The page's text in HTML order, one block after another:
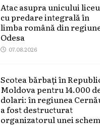
Atac asupra unicului liceu
cu predare integrală în
limba română din
Odesa
07.08.2026
Scotea bărbați în
Moldova pentru 14.000
dolari: în regiunea
a fost destructurat
organizatorul unei